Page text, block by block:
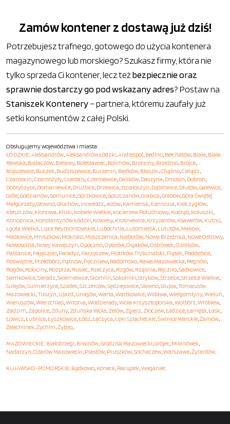
Zamów kontener z dostawą już dziś!
Potrzebujesz trafnego, gotowego do użycia kontenera
magazynowego lub morskiego? Szukasz firmy, która nie
tylko sprzeda Ci kontener, lecz teżbezpiecznie oraz
sprawnie dostarczy go pod wskazany adres? Postaw na
Staniszek Kontenery– partnera, któremu zaufały już
setki konsumentów z całej Polski.
Obsługujemy województwa i miasta:
ŁÓDZKIE:Aleksandrów,Aleksandrów Łódzki,Andrespol, Bedlno, Bełchatów, Biała, Biała
Rawska, Białaczów, Bielawy, Bolesławiec, Bolimów, Brzeziny, Brzeźnio, Brójce,
Brąszewice, Buczek, Budziszewice, Burzenin, Będków, Błaszki,Chąśno,Cielądz,
Czarnocin,Czarnożyły,Czastary,Czerniewice, Dalików, Daszyna, Dmosin, Dobroń,
Dobryszyce, Domaniewice, Drużbice, Drzewica, Działoszyn, Dąbrowice, Dłutów,Galewice,
Gidle,Godzianów,Gomunice,Gorzkowice,Goszczanów,Grabica,Grabów,Góra Świętej
Małgorzaty,Głowno,Głuchów, Inowłódz,Jeżów, Kamieńsk, Kiernozia, Kiełczygłów,
Kleszczów, Klonowa, Kluki, Kobiele Wielkie, Kocierzew Południowy, Kodrąb, Koluszki,
Konopnica, Konstantynów Łódzki, Kowiesy, Krośniewice, Krzyżanów, Ksawerów, Kutno,
Lgota Wielka, Lipce Reymontowskie, Lubochnia, Lutomiersk, Lututów, Maków,
Masłowice, Mniszków, Mokrsko, Moszczenica, Nieborów, Nowa Brzeźnica, Nowe Ostrowy,
Nowosolna, Nowy Kawęczyn,Opoczno,Oporów,Osjaków,Ostrówek,Ozorków,
Pabianice, Pajęczno, Paradyż, Parzęczew, Piotrków Trybunalski, Piątek, Poddębice,
Poświętne, Przedbórz, Pątnów, Pęczniew, Radomsko, Rawa Mazowiecka, Regnów,
Rogów, Rokiciny, Rozprza, Rusiec, Rzeczyca, Rzgów, Rząśnia, Ręczno,Sadkowice,
Siemkowice,Sieradz,Skierniewice,Skomlin,Sokolniki,Stryków,Strzelce,Strzelce Wielkie,
Sulejów,Sulmierzyce,Szadek,Szczerców,Sędziejowice,Sławno,Słupia,Tomaszów
Mazowiecki,Tuszyn, Ujazd, Uniejów,Warta,Wartkowice,Widawa,Wielgomłyny,Wieluń,
Wieruszów,Wierzchlas,Witonia,Wodzierady,Wola Krzysztoporska,Wolbórz,Wróblew,
Zadzim, Zapolice, Zduny, Zduńska Wola, Zelów, Zgierz, Złoczew,Ładzice,Łanięta,Łask,
Łowicz,Łubnice,Łyszkowice,Łódź,Łęczyca,Łęki Szlacheckie,Świnice Warckie,Żarnów,
Żelechlinek,Żychlin,Żytno, .
MAZOWIECKIE: Białobrzegi, Brwinów,Grodzisk Mazowiecki,Grójec, Milanówek,
Nadarzyn,Ożarów Mazowiecki, Piastów, Pruszków,Sochaczew,Warszawa,Żyrardów.
KUJAWSKO-POMORSKIE: Bądkowo, Koneck, Raciążek,Waganiec.